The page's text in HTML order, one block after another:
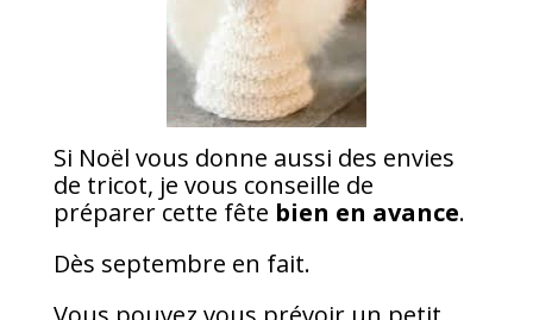
Si Noël vous donne aussi des envies
de tricot, je vous conseille de
préparer cette fête bien en avance.
Dès septembre en fait.